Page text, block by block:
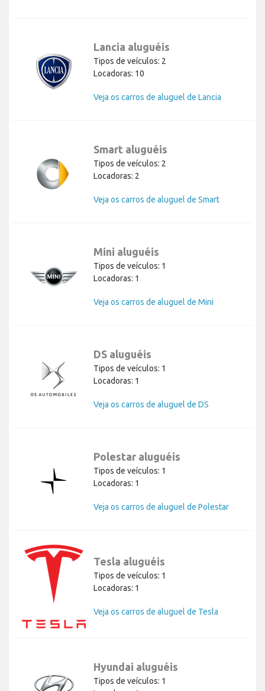
Lancia aluguéis
Tipos de veículos: 2
Locadoras: 10
Veja os carros de aluguel de Lancia
Smart aluguéis
Tipos de veículos: 2
Locadoras: 2
Veja os carros de aluguel de Smart
Mini aluguéis
Tipos de veículos: 1
Locadoras: 1
Veja os carros de aluguel de Mini
DS aluguéis
Tipos de veículos: 1
Locadoras: 1
Veja os carros de aluguel de DS
Polestar aluguéis
Tipos de veículos: 1
Locadoras: 1
Veja os carros de aluguel de Polestar
Tesla aluguéis
Tipos de veículos: 1
Locadoras: 1
Veja os carros de aluguel de Tesla
Hyundai aluguéis
Tipos de veículos: 1